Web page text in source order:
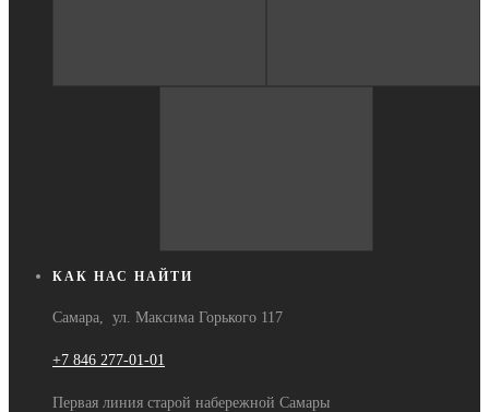
КАК НАС НАЙТИ
Самара, ул. Максима Горького 117
+7 846 277-01-01
Первая линия старой набережной Самары